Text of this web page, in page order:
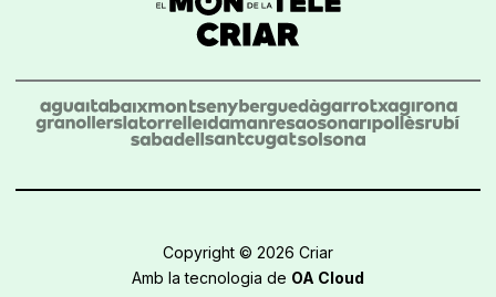
Copyright © 2026 Criar
Amb la tecnologia de OA Cloud